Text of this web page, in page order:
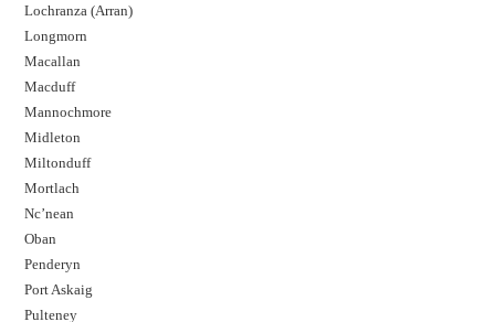
Lochranza (Arran)
Longmorn
Macallan
Macduff
Mannochmore
Midleton
Miltonduff
Mortlach
Nc’nean
Oban
Penderyn
Port Askaig
Pulteney